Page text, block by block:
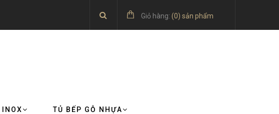
Giỏ hàng: (0) sản phẩm
INOX TỦ BẾP GỖ NHỰA